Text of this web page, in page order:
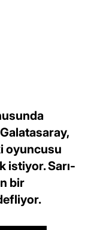
oyuncusu
istiyor. Sarı-
bir